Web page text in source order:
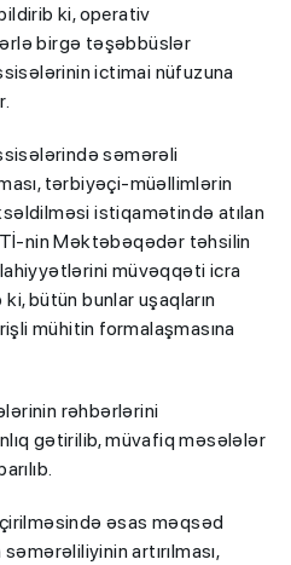
ki, operativ
birgə təşəbbüslər
ictimai nüfuzuna
səmərəli
tərbiyəçi-müəllimlərin
istiqamətində atılan
nin Məktəbəqədər təhsilin
müvəqqəti icra
bütün bunlar uşaqların
mühitin formalaşmasına
rəhbərlərini
gətirilib, müvafiq məsələlər
əsas məqsəd
artırılması,